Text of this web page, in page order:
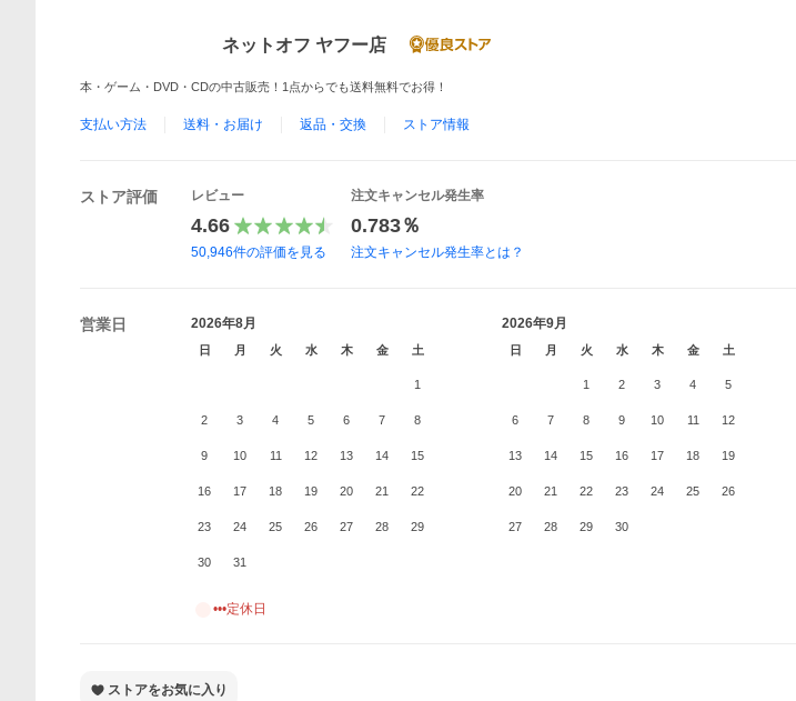
ネットオフ ヤフー店
本・ゲーム・DVD・CDの中古販売！1点からでも送料無料でお得！
支払い方法 送料・お届け 返品・交換 ストア情報
ストア評価 レビュー
4.66
50,946件の評価を見る
注文キャンセル発生率
0.783％
注文キャンセル発生率とは？
営業日 2026年8月
日 月 火 水 木 金 土
1
2 3 4 5 6 7 8
9 10 11 12 13 14 15
16 17 18 19 20 21 22
23 24 25 26 27 28 29
30 31
2026年9月
日 月 火 水 木 金 土
1 2 3 4 5
6 7 8 9 10 11 12
13 14 15 16 17 18 19
20 21 22 23 24 25 26
27 28 29 30
•••定休日
ストアをお気に入り